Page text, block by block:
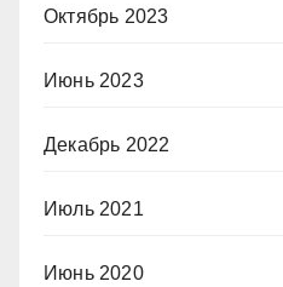
Октябрь 2023
Июнь 2023
Декабрь 2022
Июль 2021
Июнь 2020